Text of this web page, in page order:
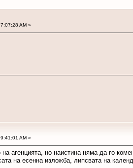
AM »
AM »
агенцията, но наистина няма да го
на есенна изложба, липсвата на